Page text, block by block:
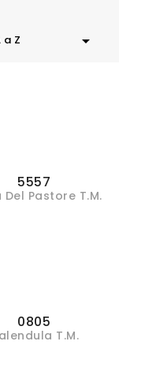
a Z

5557
Del Pastore T.M.
0805
T.M.